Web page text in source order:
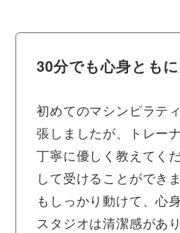
30分でも心身ともに
初めてのマシンピラテ
張しましたが、トレー
丁寧に優しく教えてく
して受けることができ
もしっかり動けて、心
スタジオは清潔感があ